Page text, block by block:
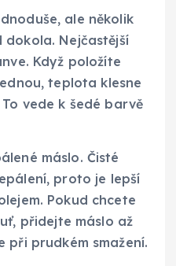
ale několik
Nejčastější
Když položíte
teplota klesne
vede k šedé barvě
máslo. Čisté
proto je lepší
Pokud chcete
přidejte máslo až
při prudkém smažení.